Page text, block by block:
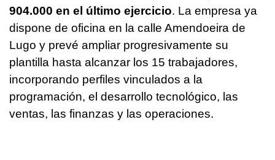
904.000 en el último ejercicio. La empresa ya
dispone de oficina en la calle Amendoeira de
Lugo y prevé ampliar progresivamente su
plantilla hasta alcanzar los 15 trabajadores,
incorporando perfiles vinculados a la
programación, el desarrollo tecnológico, las
ventas, las finanzas y las operaciones.